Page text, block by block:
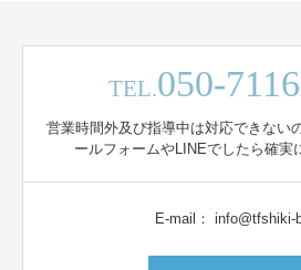
TEL.050-
営業時間外及び指導中は対応できない
ールフォームやLINEでしたら確実
E-mail： info@tfshiki-